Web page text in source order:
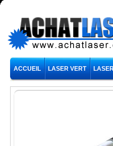
ACCUEIL LASER VERT